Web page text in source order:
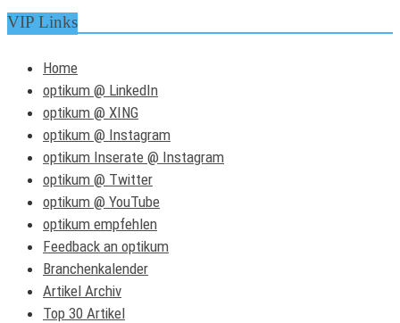
VIP Links
Home
optikum @ LinkedIn
optikum @ XING
optikum @ Instagram
optikum Inserate @ Instagram
optikum @ Twitter
optikum @ YouTube
optikum empfehlen
Feedback an optikum
Branchenkalender
Artikel Archiv
Top 30 Artikel